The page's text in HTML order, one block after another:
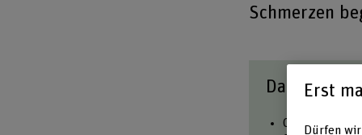
Schmerzen
Das
Chronische
Erst
Dürfen